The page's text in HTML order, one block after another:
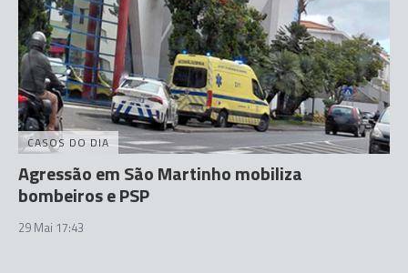
CASOS DO DIA
Agressão em São Martinho mobiliza
bombeiros e PSP
29 Mai 17:43